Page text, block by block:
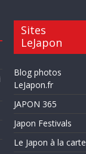
Sites
LeJapon
Blog photos
LeJapon.fr
JAPON 365
Japon Festivals
Le Japon à la carte